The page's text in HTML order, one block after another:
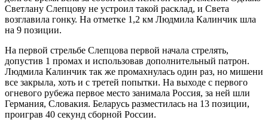
Светлану Слепцову не устроил такой расклад, и Света
возглавила гонку. На отметке 1,2 км Людмила Калинчик шла
на 9 позиции.
На первой стрельбе Слепцова первой начала стрелять,
допустив 1 промах и использовав дополнительный патрон.
Людмила Калинчик так же промахнулась один раз, но мишени
все закрыла, хоть и с третей попытки. На выходе с первого
огневого рубежа первое место занимала Россия, за ней шли
Германия, Словакия. Беларусь разместилась на 13 позиции,
проиграв 40 секунд сборной России.